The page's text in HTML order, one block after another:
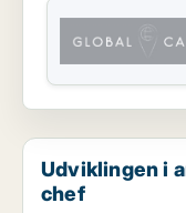
Udviklingen i
chef